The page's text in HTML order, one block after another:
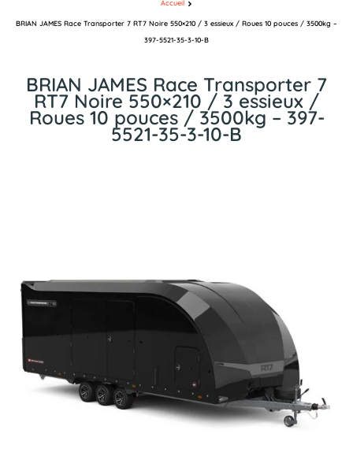
BRIAN JAMES Race Transporter 7
RT7 Noire 550×210 / 3 essieux /
Roues 10 pouces / 3500kg – 397-
5521-35-3-10-B
Accueil
BRIAN JAMES Race Transporter 7 RT7 Noire 550×210 / 3 essieux / Roues 10 pouces / 3500kg –
397-5521-35-3-10-B